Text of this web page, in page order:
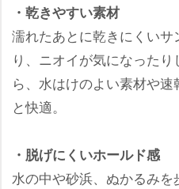
・乾きやすい素材
濡れたあとに乾きにくい
り、ニオイが気になった
ら、水はけのよい素材や
と快適。
・脱げにくいホールド感
水の中や砂浜、ぬかるみ